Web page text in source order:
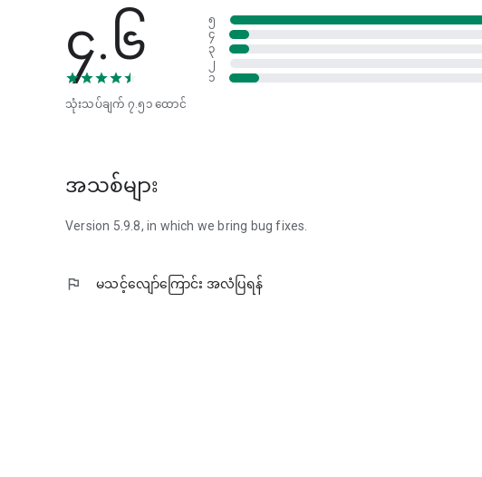
- အဆင့်တွေနဲ့ အရေးကြီးတဲ့ အချိန်တွေအလိုက် သင့်ဇာတ်လမ်းကို စီစဉ်ပါ
- သင့်ရဲ့ အကောင်းဆုံး အမှတ်တရတွေနဲ့ ရုပ်ပိုင်းဆိုင်ရာ Dotbook တစ်ခု ဖန်တီး
- PDF မှာ ဒစ်ဂျစ်တယ် Dotbook တစ်ခု ဖန်တီးပါ
- QR မှတစ်ဆင့် ဗီဒီယိုတွေနဲ့ အသံမက်ဆေ့ချ်တွေကို ထည့်ပါ
- ဓာတ်ပုံတွေ၊ ဗီဒီယိုတွေ၊ အသံတွေနဲ့ မက်ဆေ့ချ်တွေကနေတစ်ဆင့် အမှတ်တရတွ
- သင့်ဇာတ်လမ်းကို စနစ်တကျ၊ ဝင်ရောက်ကြည့်ရှုနိုင်ပြီး မျှဝေနိုင်ပါတယ်
ပြီးတော့ Dotbook က သင့်ဇာတ်လမ်းကို သင်ထာဝရ သိမ်းဆည်းထားနိုင်တဲ့ အရ
၄.၆
သုံးသပ်ချက် ၇.၅၁ ထောင်
၅
၄
၃
၂
၁
အသစ်များ
Version 5.9.8, in which we bring bug fixes.
flag မသင့်လျော်ကြောင်း အလံပြရန်